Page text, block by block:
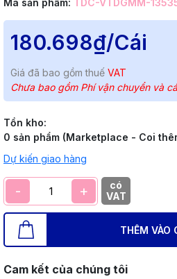
Mã sản phẩm: TDC-VTDGMM-
180.698₫/Cái
Giá đã bao gồm thuế VAT
Chưa bao gồm Phí vận chuyển và
Tồn kho:
0 sản phẩm (Marketplace - Coi
Dự kiến giao hàng
- +
có
VAT
THÊM VÀO
Cam kết của chúng tôi